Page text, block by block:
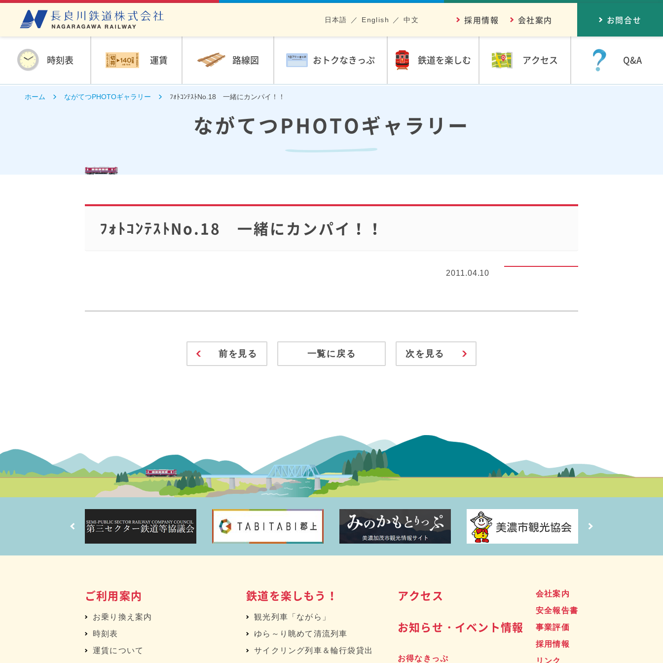
時刻表 運賃 路線図 おトクなきっぷ 鉄道を楽しむ アクセス Q&A
採用情報 会社案内
日本語 English 中文 お問合せ
ホーム ながてつPHOTOギャラリー ﾌｫﾄｺﾝﾃｽﾄNo.18 一緒にカンパイ！！
ながてつPHOTOギャラリー
ﾌｫﾄｺﾝﾃｽﾄNo.18 一緒にカンパイ！！
2011.04.10
前を見る 一覧に戻る 次を見る
ご利用案内
お乗り換え案内
時刻表
運賃について
鉄道を楽しもう！
観光列車「ながら」
ゆら～り眺めて清流列車
サイクリング列車＆輪行袋貸出
アクセス
お知らせ・イベント情報
お得なきっぷ
会社案内
安全報告書
事業評価
採用情報
リンク